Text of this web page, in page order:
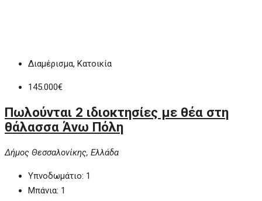
Διαμέρισμα, Κατοικία
145.000€
Πωλούνται 2 ιδιοκτησίες με θέα στη
θάλασσα Άνω Πόλη
Δήμος Θεσσαλονίκης, Ελλάδα
Υπνοδωμάτιο: 1
Μπάνια: 1